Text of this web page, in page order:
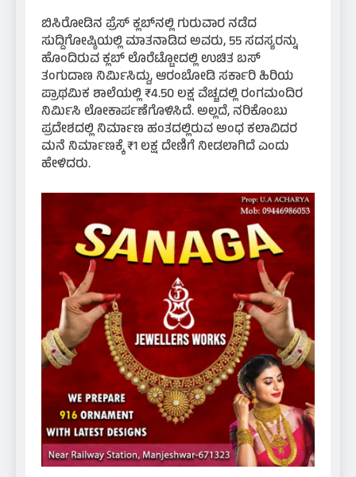
ಬಿಸಿರೋಡಿನ ಪ್ರೆಸ್ ಕ್ಲಬ್‌ನಲ್ಲಿ ಗುರುವಾರ ನಡೆದ
ಸುದ್ದಿಗೋಷ್ಠಿಯಲ್ಲಿ ಮಾತನಾಡಿದ ಅವರು, 55 ಸದಸ್ಯರನ್ನು
ಹೊಂದಿರುವ ಕ್ಲಬ್ ಲೊರೆಟ್ಟೋದಲ್ಲಿ ಉಚಿತ ಬಸ್
ತಂಗುದಾಣ ನಿರ್ಮಿಸಿದ್ದು, ಆರಂಬೋಡಿ ಸರ್ಕಾರಿ ಹಿರಿಯ
ಪ್ರಾಥಮಿಕ ಶಾಲೆಯಲ್ಲಿ ₹4.50 ಲಕ್ಷ ವೆಚ್ಚದಲ್ಲಿ ರಂಗಮಂದಿರ
ನಿರ್ಮಿಸಿ ಲೋಕಾರ್ಪಣೆಗೊಳಿಸಿದೆ. ಅಲ್ಲದೆ, ನರಿಕೊಂಬು
ಪ್ರದೇಶದಲ್ಲಿ ನಿರ್ಮಾಣ ಹಂತದಲ್ಲಿರುವ ಅಂಧ ಕಲಾವಿದರ
ಮನೆ ನಿರ್ಮಾಣಕ್ಕೆ ₹1 ಲಕ್ಷ ದೇಣಿಗೆ ನೀಡಲಾಗಿದೆ ಎಂದು
ಹೇಳಿದರು.